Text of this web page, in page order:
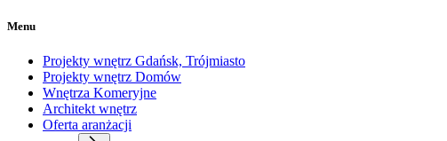
Menu
Projekty wnętrz Gdańsk, Trójmiasto
Projekty wnętrz Domów
Wnętrza Komeryjne
Architekt wnętrz
Oferta aranżacji